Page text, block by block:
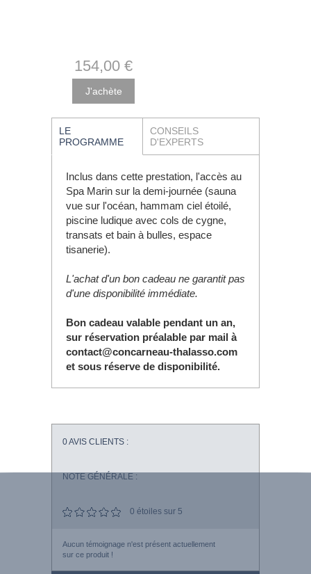
154,00 €
LE
PROGRAMME
CONSEILS
D'EXPERTS
Inclus dans cette prestation, l'accès au
Spa Marin sur la demi-journée (sauna
vue sur l'océan, hammam ciel étoilé,
piscine ludique avec cols de cygne,
transats et bain à bulles, espace
tisanerie).
L'achat d'un bon cadeau ne garantit pas
d'une disponibilité immédiate.
Bon cadeau valable pendant un an,
sur réservation préalable par mail à
contact@concarneau-thalasso.com
et sous réserve de disponibilité.
0AVIS CLIENTS :
NOTE GÉNÉRALE :
0 étoiles sur 5
Aucun témoignage n'est présent actuellement
sur ce produit !